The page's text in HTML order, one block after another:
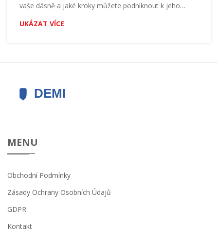
vaše dásně a jaké kroky můžete podniknout k jeho
symptomy problémů s dásněmi a jaké metody léčby jsou
UKÁZAT VÍCE
MENU
Obchodní Podmínky
Zásady Ochrany Osobních Údajů
GDPR
Kontakt